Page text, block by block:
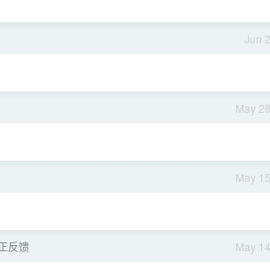
Jun 2
May 28
May 15
May 14
反馈